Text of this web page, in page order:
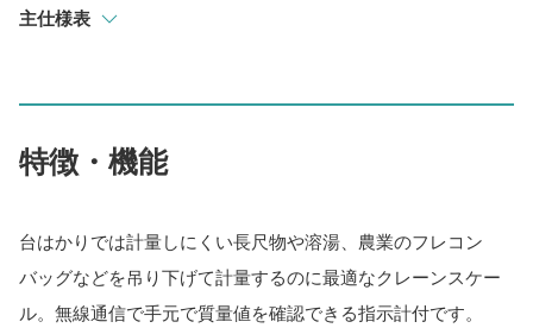
主仕様表
特徴・機能
台はかりでは計量しにくい長尺物や溶湯、農業のフレコン
バッグなどを吊り下げて計量するのに最適なクレーンスケー
ル。無線通信で手元で質量値を確認できる指示計付です。